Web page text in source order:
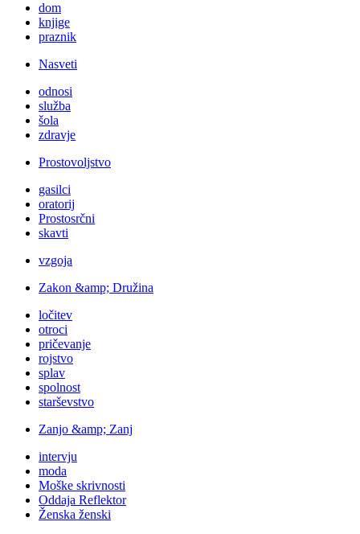
dom
knjige
praznik
Nasveti
odnosi
služba
šola
zdravje
Prostovoljstvo
gasilci
oratorij
Prostosrčni
skavti
vzgoja
Zakon &amp; Družina
ločitev
otroci
pričevanje
rojstvo
splav
spolnost
starševstvo
Zanjo &amp; Zanj
intervju
moda
Moške skrivnosti
Oddaja Reflektor
Ženska ženski